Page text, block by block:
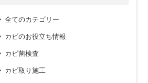
全てのカテゴリー
カビのお役立ち情報
カビ菌検査
カビ取り施工